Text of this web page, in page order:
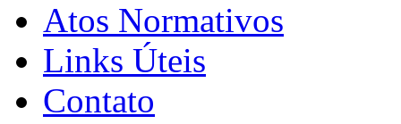
Atos Normativos
Links Úteis
Contato